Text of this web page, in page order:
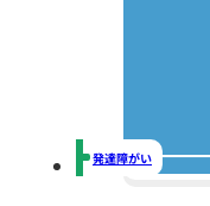
発達障がい